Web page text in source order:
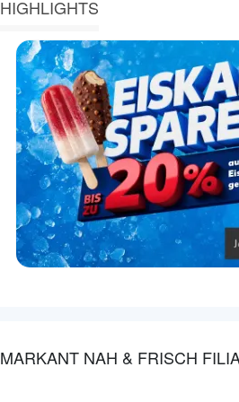
HIGHLIGHTS
MARKANT NAH & FRISCH